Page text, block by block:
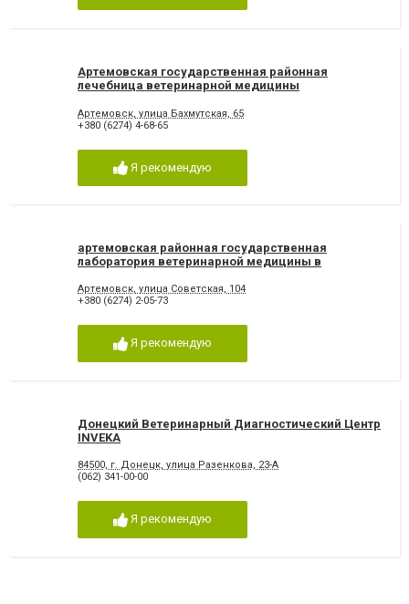
Артемовская государственная районная
лечебница ветеринарной медицины
Артемовск, улица Бахмутская, 65
+380 (6274) 4-68-65
Я рекомендую
артемовская районная государственная
лаборатория ветеринарной медицины в
Артемовск, улица Советская, 104
+380 (6274) 2-05-73
Я рекомендую
Донецкий Ветеринарный Диагностический Центр
INVEKA
84500, г. Донецк, улица Разенкова, 23-А
(062) 341-00-00
Я рекомендую